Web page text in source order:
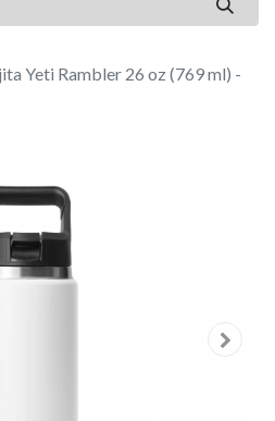
Yeti Rambler 26 oz (769 ml) -